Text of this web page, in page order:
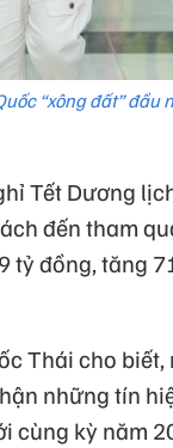
“xông đất” đầu
Tết Dương
đến tham
đồng, tăng
Thái cho
những tín
kỳ năm